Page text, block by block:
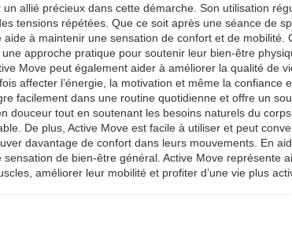
allié précieux dans cette démarche. Son utilisation
tensions répétées. Que ce soit après une séance de
à maintenir une sensation de confort et de
approche pratique pour soutenir leur bien-être
Move peut également aider à améliorer la qualité de
affecter l’énergie, la motivation et même la
facilement dans une routine quotidienne et offre un
douceur tout en soutenant les besoins naturels du
De plus, Active Move est facile à utiliser et peut
davantage de confort dans leurs mouvements. En
de bien-être général. Active Move représente
améliorer leur mobilité et profiter d’une vie plus